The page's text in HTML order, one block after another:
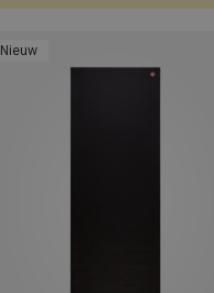
Nieuw